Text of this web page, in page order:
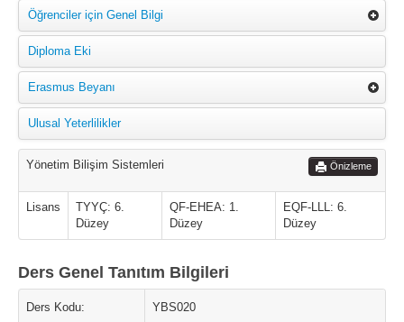
Öğrenciler için Genel Bilgi
Diploma Eki
Erasmus Beyanı
Ulusal Yeterlilikler
Yönetim Bilişim Sistemleri Önizleme
Lisans
TYYÇ: 6.
Düzey
QF-EHEA: 1.
Düzey
EQF-LLL: 6.
Düzey
Ders Genel Tanıtım Bilgileri
Ders Kodu: YBS020